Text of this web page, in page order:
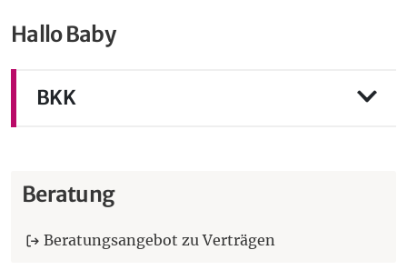
Hallo Baby
BKK
Beratung
Beratungsangebot zu Verträgen